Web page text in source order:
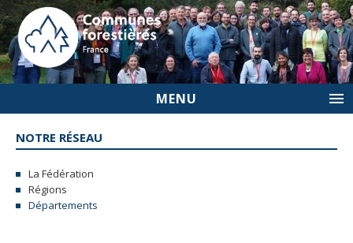
MENU
NOTRE RÉSEAU
La Fédération
Régions
Départements